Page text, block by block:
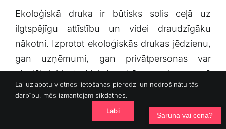
Ekoloģiskā ‍druka ir‌ būtisks⁣ solis ⁢ceļā uz
ilgtspējīgu attīstību un videi draudzīgāku
nākotni. Izprotot ekoloģiskās drukas jēdzienu,‍
gan uzņēmumi, gan privātpersonas ‍var
vieglāk iekļaut videi draudzīgas prakses savā
ikdienas darbībā. Šajā rakstā piedāvājam
vairākus praktiskus soļus, kā panākt
Lai uzlabotu vietnes lietošanas pieredzi un nodrošinātu tās
darbību, mēs izmantojam sīkdatnes.
Labi
Saruna vai cena?